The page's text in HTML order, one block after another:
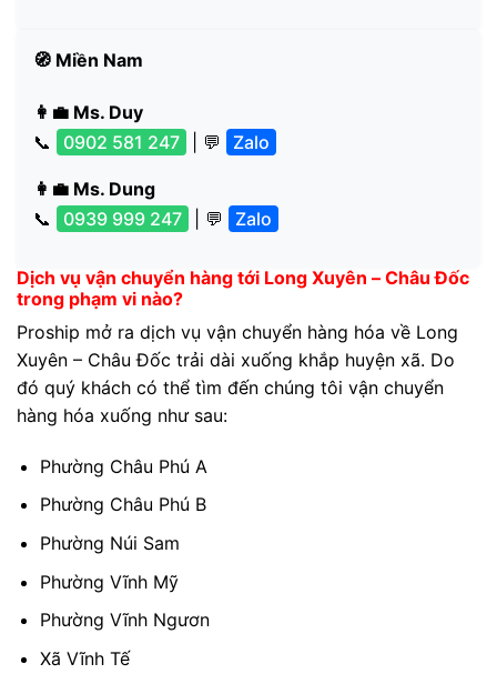
🧭 Miền Nam
👩‍💼 Ms. Duy
📞
0902 581 247 | 💬 Zalo
👩‍💼 Ms. Dung
📞
0939 999 247 | 💬 Zalo
Dịch vụ vận chuyển hàng tới Long Xuyên – Châu Đốc
trong phạm vi nào?
Proship mở ra dịch vụ vận chuyển hàng hóa về Long
Xuyên – Châu Đốc trải dài xuống khắp huyện xã. Do
đó quý khách có thể tìm đến chúng tôi vận chuyển
hàng hóa xuống như sau:
Phường Châu Phú A
Phường Châu Phú B
Phường Núi Sam
Phường Vĩnh Mỹ
Phường Vĩnh Ngươn
Xã Vĩnh Tế